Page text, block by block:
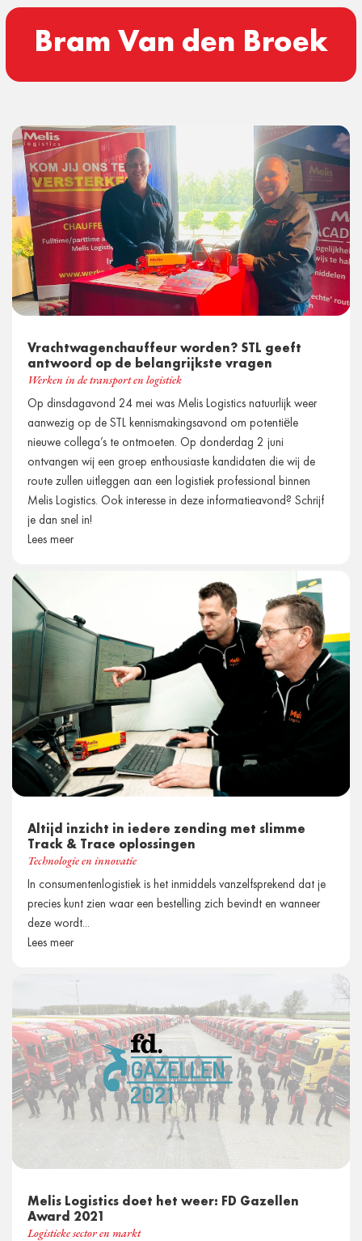
Bram Van den Broek
Vrachtwagenchauffeur worden? STL geeft
antwoord op de belangrijkste vragen
Werken in de transport en logistiek
Op dinsdagavond 24 mei was Melis Logistics natuurlijk weer
aanwezig op de STL kennismakingsavond om potentiële
nieuwe collega’s te ontmoeten. Op donderdag 2 juni
ontvangen wij een groep enthousiaste kandidaten die wij de
route zullen uitleggen aan een logistiek professional binnen
Melis Logistics. Ook interesse in deze informatieavond? Schrijf
je dan snel in!
Lees meer
Altijd inzicht in iedere zending met slimme
Track & Trace oplossingen
Technologie en innovatie
In consumentenlogistiek is het inmiddels vanzelfsprekend dat je
precies kunt zien waar een bestelling zich bevindt en wanneer
deze wordt...
Lees meer
Melis Logistics doet het weer: FD Gazellen
Award 2021
Logistieke sector en markt